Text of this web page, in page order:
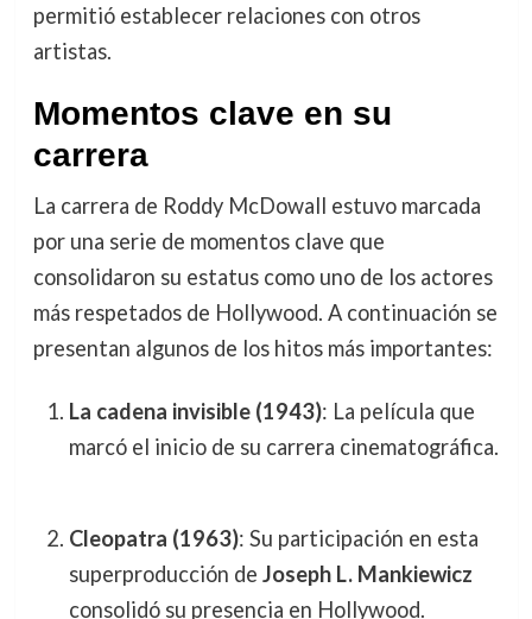
permitió establecer relaciones con otros
artistas.
Momentos clave en su
carrera
La carrera de Roddy McDowall estuvo marcada
por una serie de momentos clave que
consolidaron su estatus como uno de los actores
más respetados de Hollywood. A continuación se
presentan algunos de los hitos más importantes:
La cadena invisible (1943): La película que
marcó el inicio de su carrera cinematográfica.
Cleopatra (1963): Su participación en esta
superproducción de Joseph L. Mankiewicz
consolidó su presencia en Hollywood.